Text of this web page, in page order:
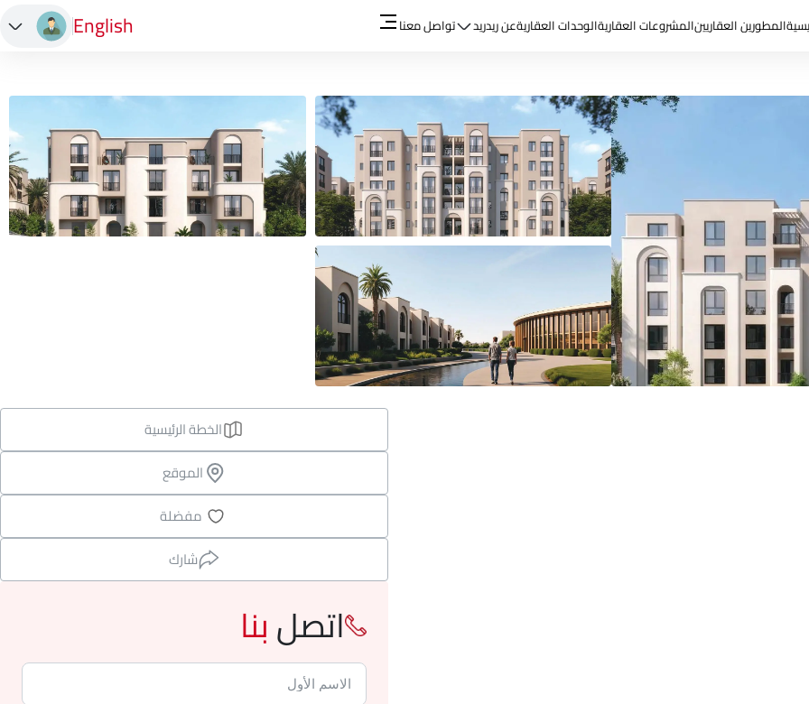
المطورين العقاريينالمشروعات العقاريةالوحدات العقاريةعن ريدريد تواصل معنا English
الخطة الرئيسية
الموقع
مفضلة
شارك
اتصلبنا